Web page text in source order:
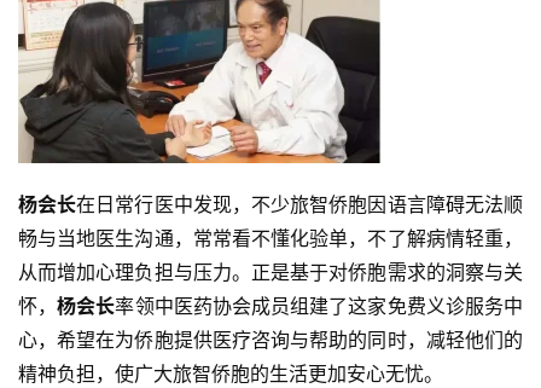
杨会长在日常行医中发现，不少旅智侨胞因语言障碍无法顺
畅与当地医生沟通，常常看不懂化验单，不了解病情轻重，
从而增加心理负担与压力。正是基于对侨胞需求的洞察与关
怀，杨会长率领中医药协会成员组建了这家免费义诊服务中
心，希望在为侨胞提供医疗咨询与帮助的同时，减轻他们的
精神负担，使广大旅智侨胞的生活更加安心无忧。